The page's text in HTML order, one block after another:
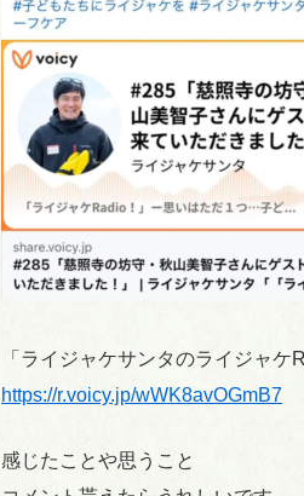
「ライジャケサンタのライジャケ
https://r.voicy.jp/wWK8avOGmB7
感じたことや思うこと